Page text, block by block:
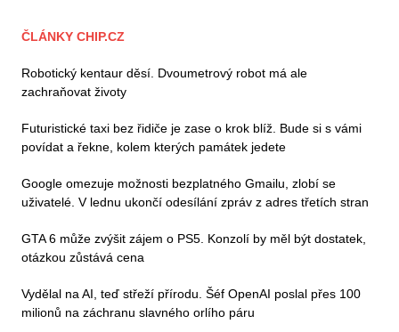
ČLÁNKY CHIP.CZ
Robotický kentaur děsí. Dvoumetrový robot má ale
zachraňovat životy
Futuristické taxi bez řidiče je zase o krok blíž. Bude si s vámi
povídat a řekne, kolem kterých památek jedete
Google omezuje možnosti bezplatného Gmailu, zlobí se
uživatelé. V lednu ukončí odesílání zpráv z adres třetích stran
GTA 6 může zvýšit zájem o PS5. Konzolí by měl být dostatek,
otázkou zůstává cena
Vydělal na AI, teď střeží přírodu. Šéf OpenAI poslal přes 100
milionů na záchranu slavného orlího páru